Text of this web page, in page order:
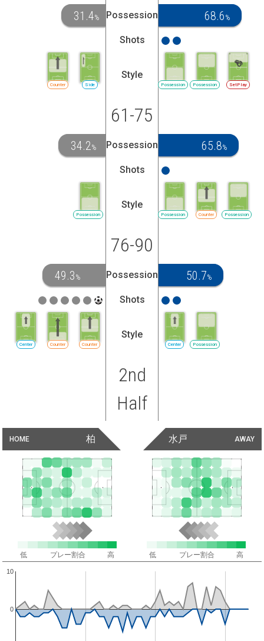
31.4% Possession 68.6 %
Shots
Side
Counter
Style
Possession Possession SetPlay
61-75
34.2% Possession 65.8%
Shots
Possession
Style
Possession Counter Possession
76-90
49.3 % Possession 50.7%
Shots
Counter
Counter
Center
Style
Center Possession
2nd
Half
HOME 柏 AWAY
水戸
低 プレー割合 高 低 プレー割合 高
0
10